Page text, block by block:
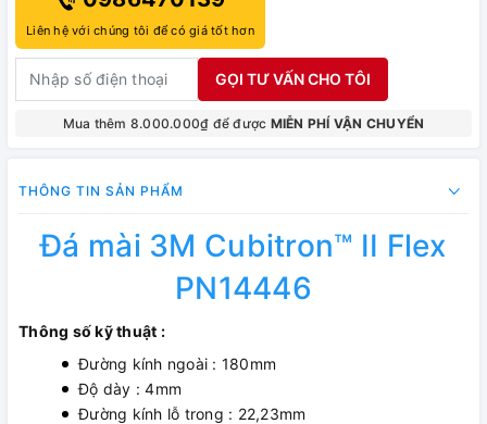
Liên hệ với chúng tôi để có giá tốt hơn
GỌI TƯ VẤN CHO TÔI
Mua thêm 8.000.000₫ để được MIỄN PHÍ VẬN CHUYỂN
THÔNG TIN SẢN PHẨM
Đá mài 3M Cubitron™ II Flex
PN14446
Thông số kỹ thuật :
Đường kính ngoài : 180mm
Độ dày : 4mm
Đường kính lỗ trong : 22,23mm